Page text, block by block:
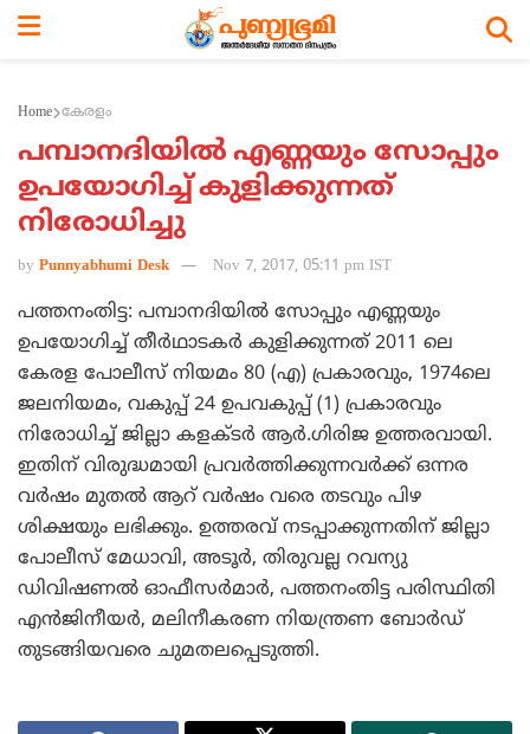
Home കേരളം
പമ്പാനദിയില്‍ എണ്ണയും സോപ്പും
ഉപയോഗിച്ച് കുളിക്കുന്നത്
നിരോധിച്ചു
by Punnyabhumi Desk Nov 7, 2017, 05:11 pm IST
പത്തനംതിട്ട: പമ്പാനദിയില്‍ സോപ്പും എണ്ണയും
ഉപയോഗിച്ച് തീര്‍ഥാടകര്‍ കുളിക്കുന്നത് 2011 ലെ
കേരള പോലീസ് നിയമം 80 (എ) പ്രകാരവും, 1974ലെ
ജലനിയമം, വകുപ്പ് 24 ഉപവകുപ്പ് (1) പ്രകാരവും
നിരോധിച്ച് ജില്ലാ കളക്ടര്‍ ആര്‍.ഗിരിജ ഉത്തരവായി.
ഇതിന് വിരുദ്ധമായി പ്രവര്‍ത്തിക്കുന്നവര്‍ക്ക് ഒന്നര
വര്‍ഷം മുതല്‍ ആറ് വര്‍ഷം വരെ തടവും പിഴ
ശിക്ഷയും ലഭിക്കും. ഉത്തരവ് നടപ്പാക്കുന്നതിന് ജില്ലാ
പോലീസ് മേധാവി, അടൂര്‍, തിരുവല്ല റവന്യു
ഡിവിഷണല്‍ ഓഫീസര്‍മാര്‍, പത്തനംതിട്ട പരിസ്ഥിതി
എന്‍ജിനീയര്‍, മലിനീകരണ നിയന്ത്രണ ബോര്‍ഡ്
തുടങ്ങിയവരെ ചുമതലപ്പെടുത്തി.